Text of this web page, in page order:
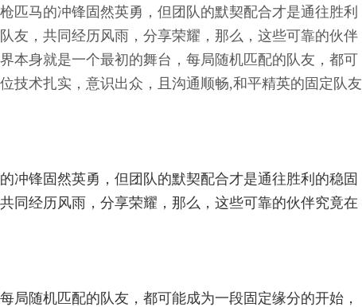
匹马的冲锋固然英勇，但团队的默契配合才是通往胜利
友，共同经历风雨，分享荣耀，那么，这些可靠的伙伴
本身就是一个最初的舞台，每局随机匹配的队友，都可
技术扎实，意识出众，且沟通顺畅,和平精英的固定队友
冲锋固然英勇，但团队的默契配合才是通往胜利的稳固
同经历风雨，分享荣耀，那么，这些可靠的伙伴究竟在
局随机匹配的队友，都可能成为一段固定缘分的开始，